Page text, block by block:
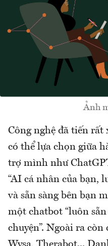
Ảnh
Công nghệ đã tiến rất
có thể lựa chọn giữa
trợ mình như
“AI cá nhân của bạn,
và sẵn sàng bên bạn
một chatbot “luôn
chuyện”. Ngoài ra